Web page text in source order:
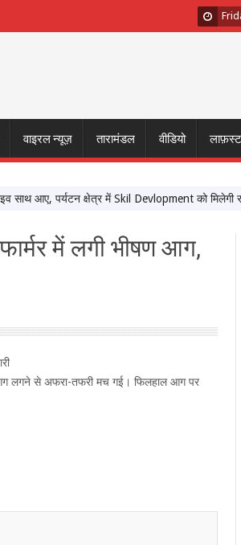
वाइरल न्यूज़ तारामंडल वीडियो
आए, पर्यटन क्षेत्र में Skil Devlopment को मिलेगी रफ्तार
में लगी भीषण आग,
आग लगने से अफरा-तफरी मच गई। फिलहाल आग पर